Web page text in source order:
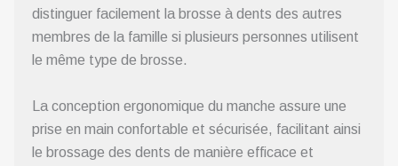
distinguer facilement la brosse à dents des autres
membres de la famille si plusieurs personnes utilisent
le même type de brosse.
La conception ergonomique du manche assure une
prise en main confortable et sécurisée, facilitant ainsi
le brossage des dents de manière efficace et